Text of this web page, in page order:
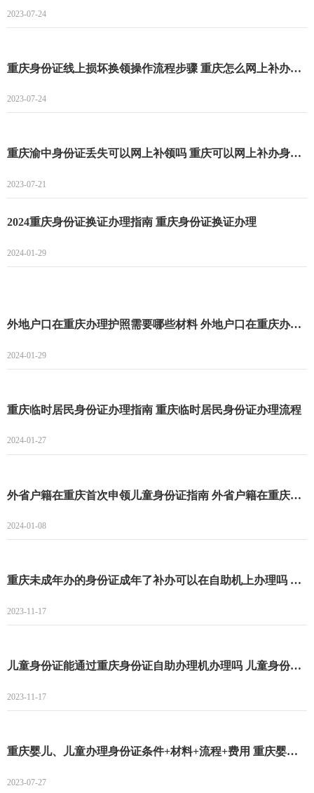
2023-07-24
重庆身份证线上损坏换领操作流程步骤 重庆怎么网上补办身份证
2023-07-24
重庆渝中身份证丢失可以网上补领吗 重庆可以网上补办身份证吗
2023-07-21
2024重庆身份证换证办理指南 重庆身份证换证办理
2024-01-29
外地户口在重庆办理护照需要哪些材料 外地户口在重庆办理护照指南
2024-01-29
重庆临时居民身份证办理指南 重庆临时居民身份证办理流程
2024-01-27
外省户籍在重庆首次申领儿童身份证指南 外省户籍在重庆首次申领儿童身份证条件+材料+流程
2024-01-08
重庆未成年办的身份证成年了补办可以在自助机上办理吗 重庆未成年办的身份证成年了补办能不能在自助机上办理
2023-11-17
儿童身份证能通过重庆身份证自助办理机办理吗 儿童身份证能不能通过重庆身份证自助办理机办理
2023-11-17
重庆婴儿、儿童办理身份证条件+材料+流程+费用 重庆婴儿、儿童办理身份证条件
2023-07-27